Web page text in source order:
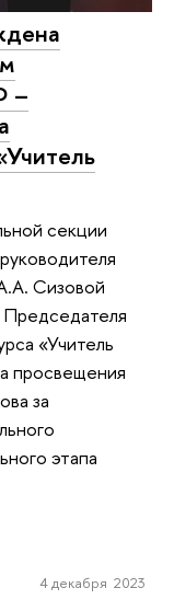
–
секции
Сизовой
Председателя
«Учитель
просвещения
за
этапа
4 декабря 2023